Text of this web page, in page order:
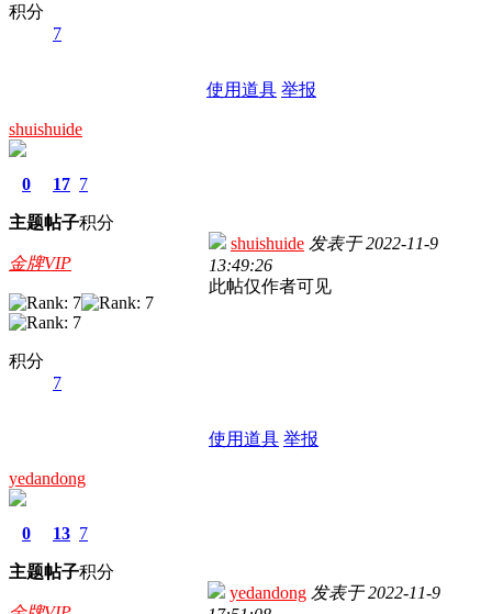
积分
7
使用道具 举报
shuishuide
0
主题
17
帖子
7
积分
金牌VIP
积分
7
shuishuide 发表于2022-11-9
13:49:26
此帖仅作者可见
使用道具 举报
yedandong
0
主题
13
帖子
7
积分
yedandong 发表于2022-11-9